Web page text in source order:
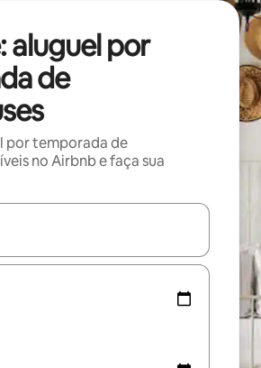
aluguel por
de
por temporada de
no Airbnb e faça sua
estiverem disponíveis, explore-os